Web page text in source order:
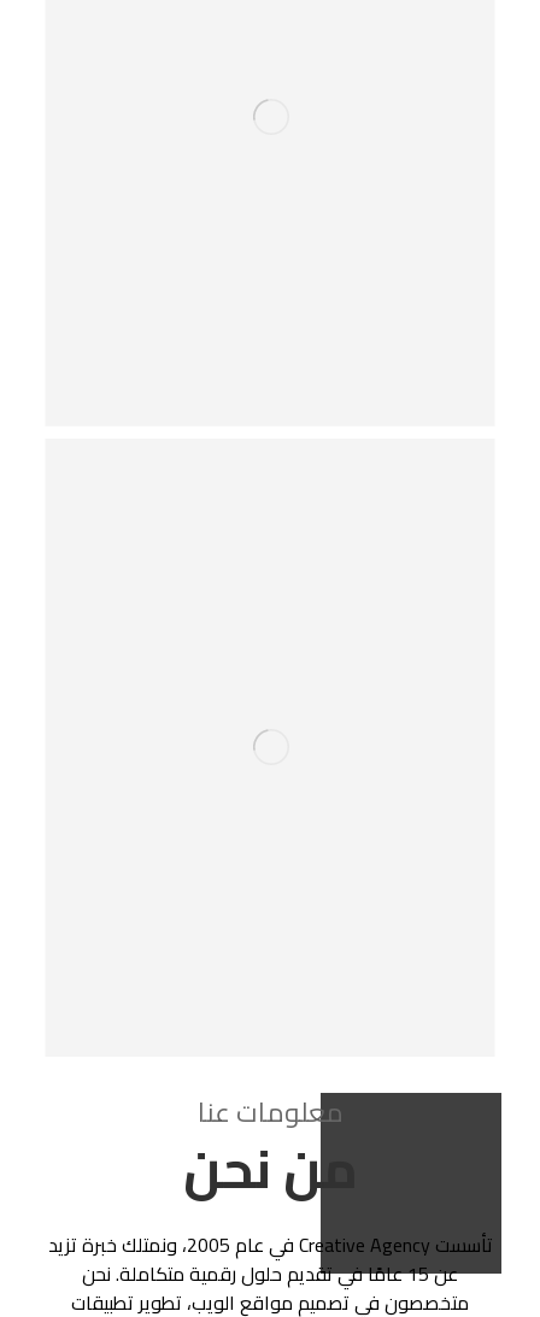
معلومات عنا
من نحن
تأسست Creative Agency في عام 2005، ونمتلك خبرة تزيد
عن 15 عامًا في تقديم حلول رقمية متكاملة. نحن
متخصصون في تصميم مواقع الويب، تطوير تطبيقات